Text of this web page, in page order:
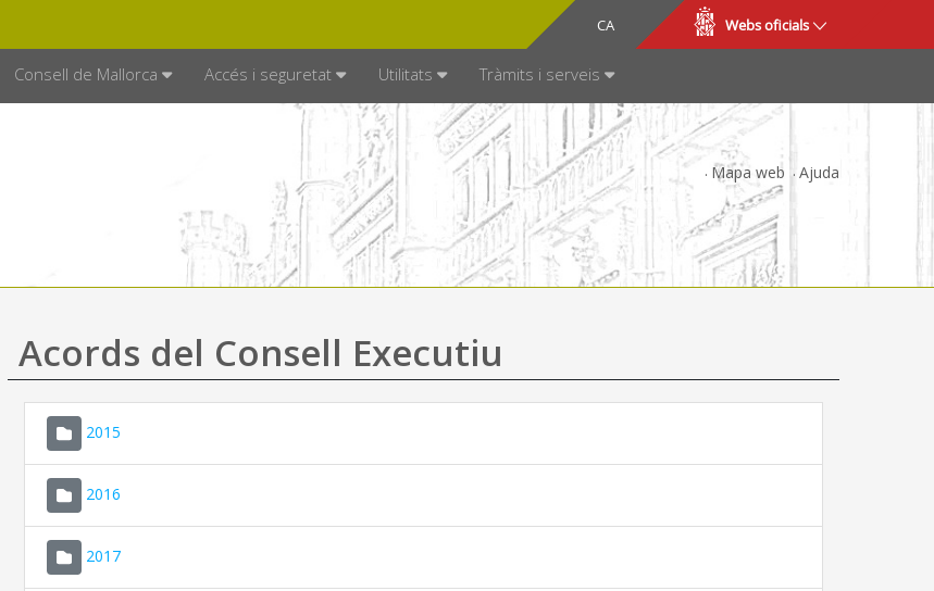
CA
ES Webs oficials
Consell de Mallorca Accés i seguretat Utilitats Tràmits i serveis
Mapa web Ajuda
Acords del Consell Executiu
2015
2016
2017